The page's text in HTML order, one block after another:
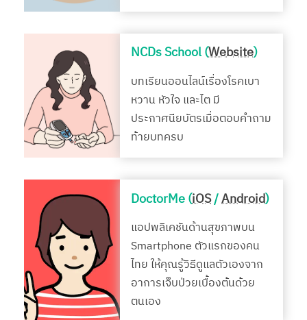
NCDs School (Website)
บทเรียนออนไลน์เรื่องโรคเบา
หวาน หัวใจ และไต มี
ประกาศนียบัตรเมื่อตอบคำถาม
ท้ายบทครบ
DoctorMe (iOS/Android)
แอปพลิเคชันด้านสุขภาพบน
Smartphone ตัวแรกของคน
ไทย ให้คุณรู้วิธีดูแลตัวเองจาก
อาการเจ็บป่วยเบื้องต้นด้วย
ตนเอง